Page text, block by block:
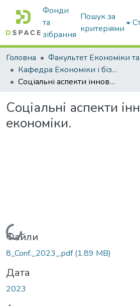
Фонди
та
зібрання
Пошук за
критеріями
Головна
Кафедра Економіки і бізнесу
Соціальні аспекти інноваційної економіки.
Соціальні аспекти
економіки.
Вантажиться...
Файли
8_Conf._2023_.pdf(1.89 MB)
Дата
2023